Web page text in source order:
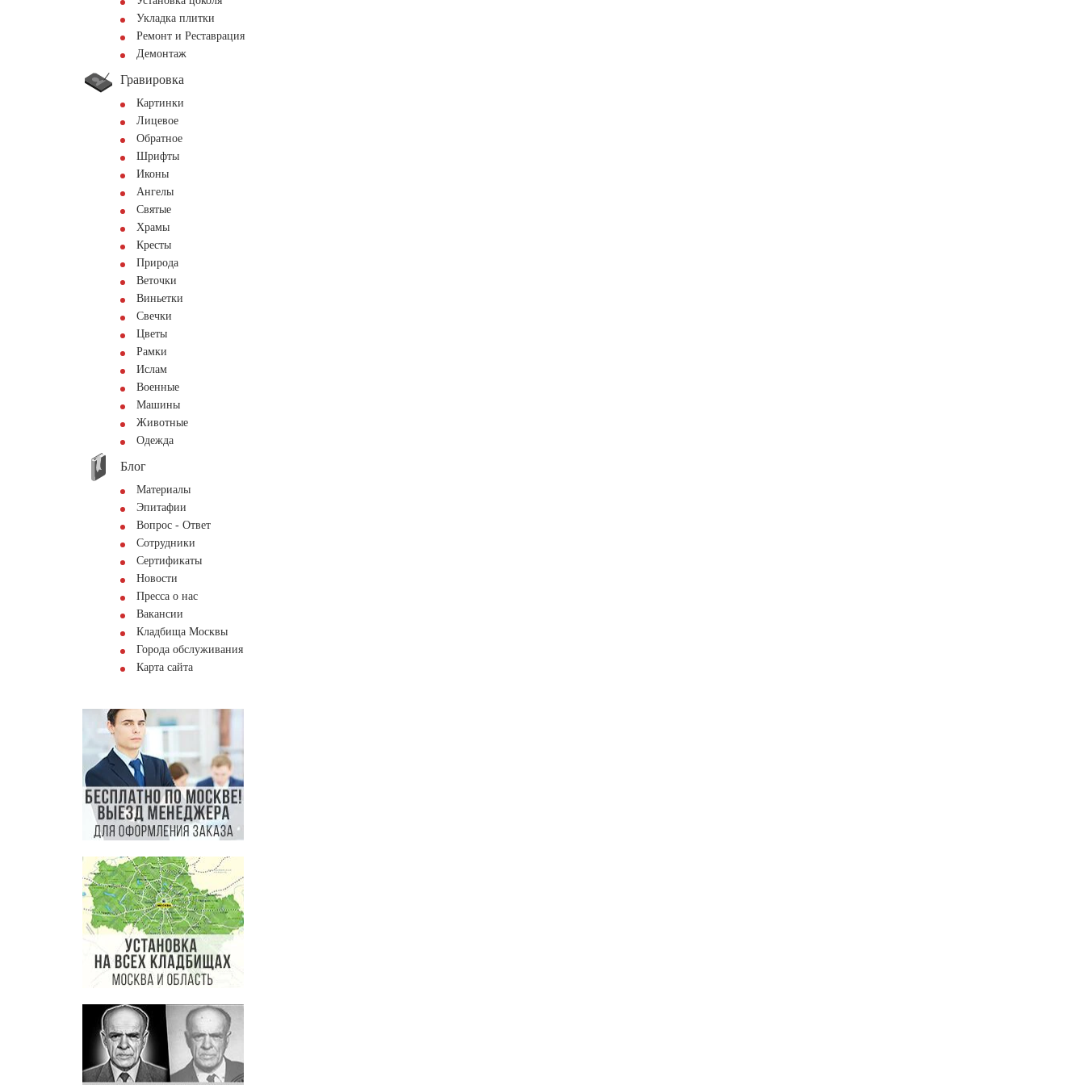
Укладка плитки
Ремонт и Реставрация
Демонтаж
Гравировка
Картинки
Лицевое
Обратное
Шрифты
Иконы
Ангелы
Святые
Храмы
Кресты
Природа
Веточки
Виньетки
Свечки
Цветы
Рамки
Ислам
Военные
Машины
Животные
Одежда
Блог
Материалы
Эпитафии
Вопрос - Ответ
Сотрудники
Сертификаты
Новости
Пресса о нас
Вакансии
Кладбища Москвы
Города обслуживания
Карта сайта